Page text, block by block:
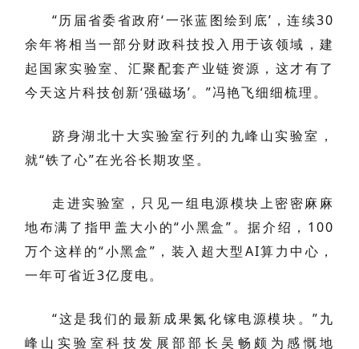
“历届省委省政府‘一张蓝图绘到底’，连续30
余年将相当一部分财政科技投入用于该领域，建
起国家实验室、汇聚配套产业链资源，这才有了
今天这片科技创新‘强磁场’。”冯艳飞细细梳理。
跻身湖北十大实验室行列的九峰山实验室，
就“铁了心”在光谷长期攻坚。
走进实验室，只见一组电源模块上密密麻麻
地布满了指甲盖大小的“小黑盒”。据介绍，100
万个这样的“小黑盒”，装入超大型AI算力中心，
一年可省近3亿度电。
“这是我们的最新成果氮化镓电源模块。”九
峰山实验室科技发展部部长吴畅颇为感慨地